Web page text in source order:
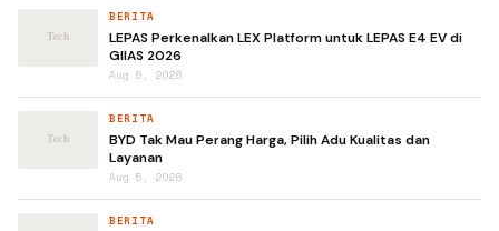
BERITA
LEPAS Perkenalkan LEX Platform untuk LEPAS E4 EV di
GIIAS 2026
Aug 5, 2026
BERITA
BYD Tak Mau Perang Harga, Pilih Adu Kualitas dan
Layanan
Aug 5, 2026
BERITA